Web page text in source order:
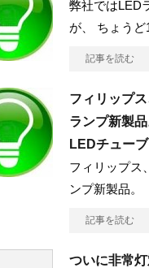
弊社ではLED
が、 ちょう
記事を読む
フィリップ
ランプ新製
LEDチュー
フィリップス
ンプ新製品。
記事を読む
ついに非常